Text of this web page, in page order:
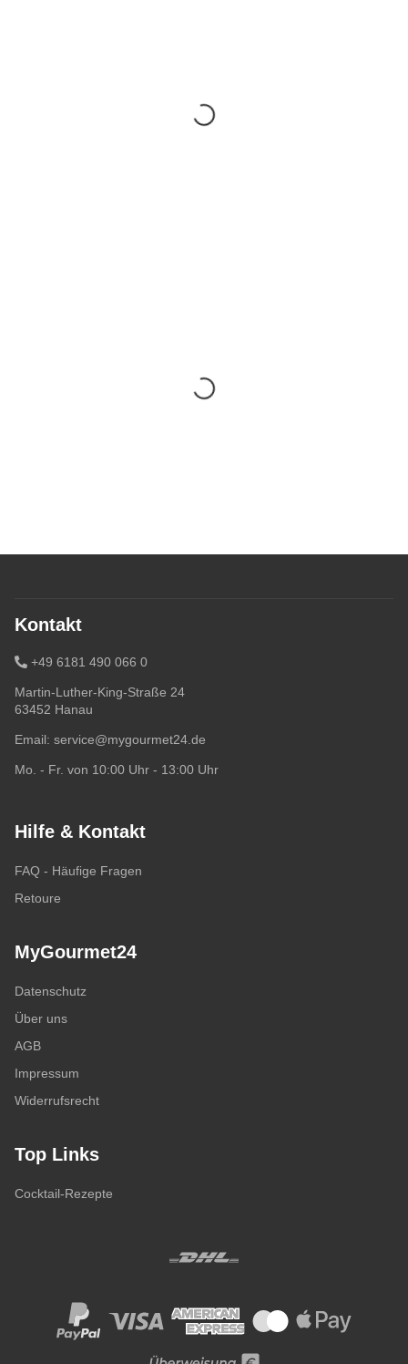
Kontakt
+49 6181 490 066 0
Martin-Luther-King-Straße 24
63452 Hanau
Email: service@mygourmet24.de
Mo. - Fr. von 10:00 Uhr - 13:00 Uhr
Hilfe & Kontakt
FAQ - Häufige Fragen
Retoure
MyGourmet24
Datenschutz
Über uns
AGB
Impressum
Widerrufsrecht
Top Links
Cocktail-Rezepte